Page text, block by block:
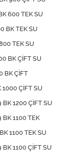
600 TEK SU
BK TEK SU
TEK SU
BK ÇİFT SU
BK ÇİFT
1000 ÇİFT SU
1200 ÇİFT SU
BK 1100 TEK
1100 TEK SU
1100 ÇİFT SU